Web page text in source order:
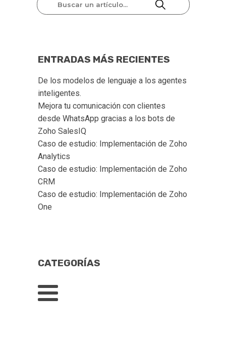
ENTRADAS MÁS RECIENTES
De los modelos de lenguaje a los agentes
inteligentes.
Mejora tu comunicación con clientes
desde WhatsApp gracias a los bots de
Zoho SalesIQ
Caso de estudio: Implementación de Zoho
Analytics
Caso de estudio: Implementación de Zoho
CRM
Caso de estudio: Implementación de Zoho
One
CATEGORÍAS